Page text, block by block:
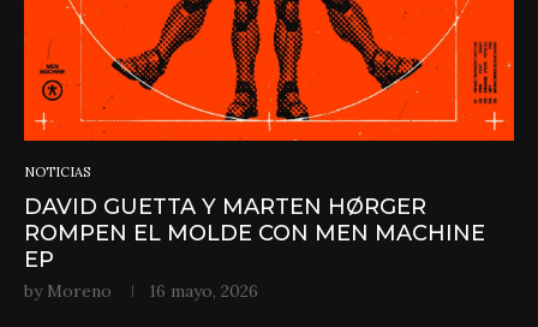
NOTICIAS
DAVID GUETTA Y MARTEN HØRGER
ROMPEN EL MOLDE CON MEN MACHINE
EP
by Moreno 16 mayo, 2026